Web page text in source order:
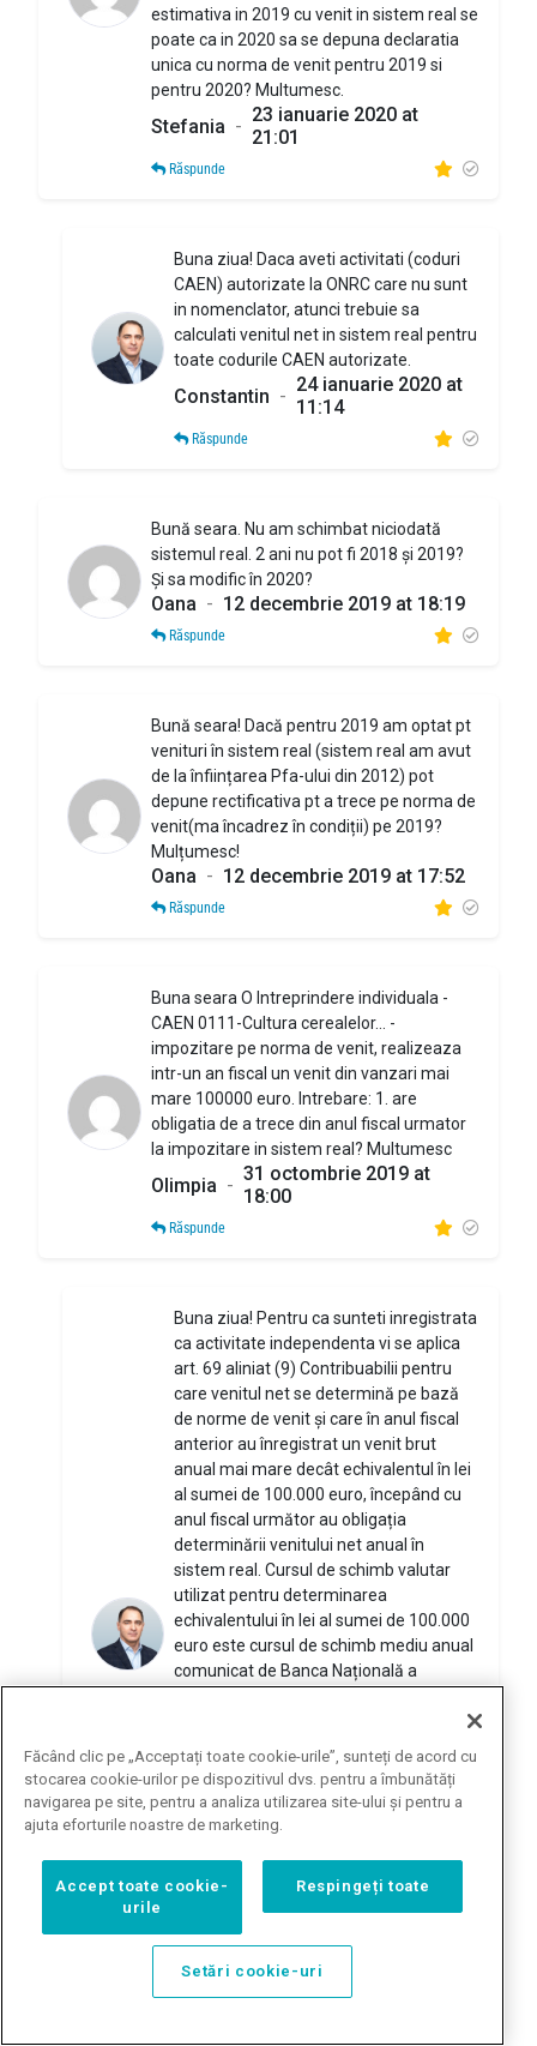
estimativa in 2019 cu venit in sistem real se
poate ca in 2020 sa se depuna declaratia
unica cu norma de venit pentru 2019 si
pentru 2020? Multumesc.
Stefania - 23 ianuarie 2020 at
21:01
Răspunde
Buna ziua! Daca aveti activitati (coduri
CAEN) autorizate la ONRC care nu sunt
in nomenclator, atunci trebuie sa
calculati venitul net in sistem real pentru
toate codurile CAEN autorizate.
Constantin - 24 ianuarie 2020 at
11:14
Răspunde
Bună seara. Nu am schimbat niciodată
sistemul real. 2 ani nu pot fi 2018 și 2019?
Și sa modific în 2020?
Oana - 12 decembrie 2019 at 18:19
Răspunde
Bună seara! Dacă pentru 2019 am optat pt
venituri în sistem real (sistem real am avut
de la înființarea Pfa-ului din 2012) pot
depune rectificativa pt a trece pe norma de
venit(ma încadrez în condiții) pe 2019?
Mulțumesc!
Oana - 12 decembrie 2019 at 17:52
Răspunde
Buna seara O Intreprindere individuala -
CAEN 0111-Cultura cerealelor... -
impozitare pe norma de venit, realizeaza
intr-un an fiscal un venit din vanzari mai
mare 100000 euro. Intrebare: 1. are
obligatia de a trece din anul fiscal urmator
la impozitare in sistem real? Multumesc
Olimpia - 31 octombrie 2019 at
18:00
Răspunde
Buna ziua! Pentru ca sunteti inregistrata
ca activitate independenta vi se aplica
art. 69 aliniat (9) Contribuabilii pentru
care venitul net se determină pe bază
de norme de venit și care în anul fiscal
anterior au înregistrat un venit brut
anual mai mare decât echivalentul în lei
al sumei de 100.000 euro, începând cu
anul fiscal următor au obligația
determinării venitului net anual în
sistem real. Cursul de schimb valutar
utilizat pentru determinarea
echivalentului în lei al sumei de 100.000
euro este cursul de schimb mediu anual
comunicat de Banca Națională a
obligația să completeze corespunzător
și să depună declarația unică privind
impozitul pe venit și contribuțiile sociale
datorate de persoanele fizice până la
Constantin - 5 noiembrie 2019
at 10:25
Răspunde
Buna ziua, Anul acesta am depus
Făcând clic pe „Acceptați toate cookie-urile”, sunteți de acord cu
stocarea cookie-urilor pe dispozitivul dvs. pentru a îmbunătăți
navigarea pe site, pentru a analiza utilizarea site-ului și pentru a
ajuta eforturile noastre de marketing.
Accept toate cookie-
urile
Respingeți toate
Setări cookie-uri